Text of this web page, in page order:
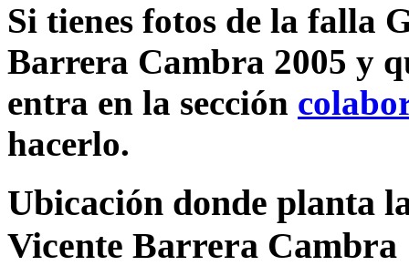
Si tienes fotos de la falla
Barrera Cambra 2005 y
entra en la sección
hacerlo.
Ubicación donde planta
Vicente Barrera Cambra